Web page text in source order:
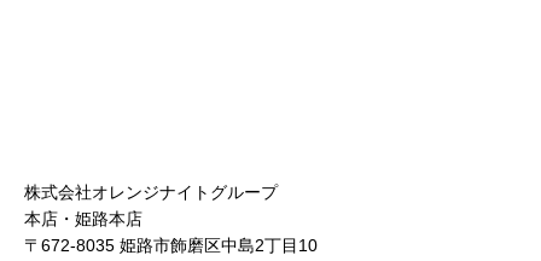
株式会社オレンジナイトグループ
本店・姫路本店
〒672-8035 姫路市飾磨区中島2丁目10